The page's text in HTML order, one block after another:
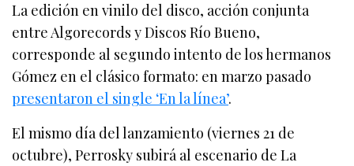
La edición en vinilo del disco, acción conjunta
entre Algorecords y Discos Río Bueno,
corresponde al segundo intento de los hermanos
Gómez en el clásico formato: en marzo pasado
presentaron el single ‘En la línea’.
El mismo día del lanzamiento (viernes 21 de
octubre), Perrosky subirá al escenario de La